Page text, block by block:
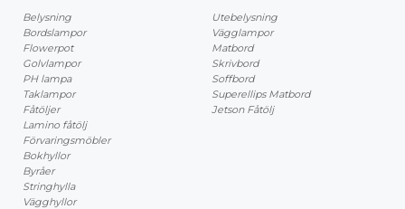
Belysning
Bordslampor
Flowerpot
Golvlampor
PH lampa
Taklampor
Fåtöljer
Lamino fåtölj
Förvaringsmöbler
Bokhyllor
Byråer
Stringhylla
Vägghyllor
Utebelysning
Vägglampor
Matbord
Skrivbord
Soffbord
Superellips Matbord
Jetson Fåtölj